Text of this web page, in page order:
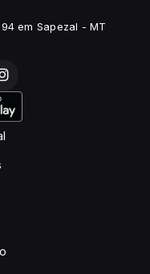
em Sapezal - MT